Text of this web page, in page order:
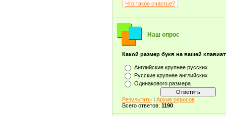
Что такое счастье?
Наш опрос
Какой размер букв на вашей
Английские крупнее русских
Русские крупнее английских
Одинакового размера
Результаты| Архив опросов
Всего ответов: 1190